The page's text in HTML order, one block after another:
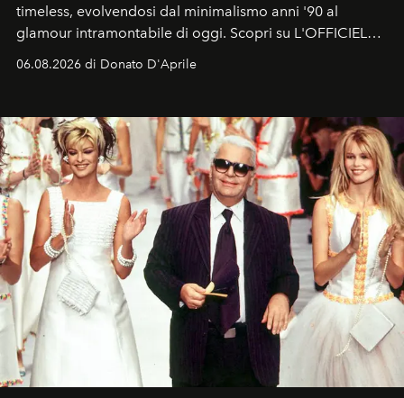
timeless, evolvendosi dal minimalismo anni '90 al
glamour intramontabile di oggi. Scopri su L'OFFICIEL
Italia la sua style evolution.
06.08.2026 di Donato D'Aprile